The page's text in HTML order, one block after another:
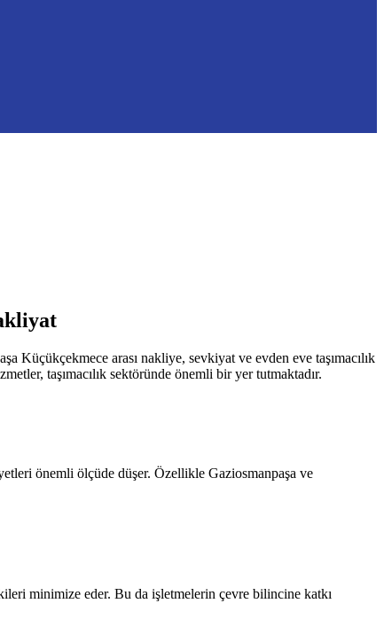
Küçükçekmece arası nakliye, sevkiyat ve evden eve taşımacılık
taşımacılık sektöründe önemli bir yer tutmaktadır.
önemli ölçüde düşer. Özellikle Gaziosmanpaşa ve
minimize eder. Bu da işletmelerin çevre bilincine katkı